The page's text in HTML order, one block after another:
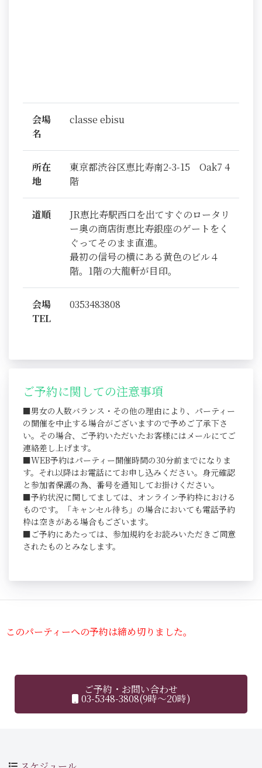
会場
名
classe ebisu
所在
地
東京都渋谷区恵比寿南2-3-15 Oak7 4
階
道順
JR恵比寿駅西口を出てすぐのロータリ
ー奥の商店街恵比寿銀座のゲートをく
ぐってそのまま直進。
最初の信号の横にある黄色のビル４
階。1階の大龍軒が目印。
会場
TEL
0353483808
ご予約に関しての注意事項
■男女の人数バランス・その他の理由により、パーティー
の開催を中止する場合がございますので予めご了承下さ
い。その場合、ご予約いただいたお客様にはメールにてご
連絡差し上げます。
■WEB予約はパーティー開催時間の30分前までになりま
す。それ以降はお電話にてお申し込みください。身元確認
と参加者保護の為、番号を通知してお掛けください。
■予約状況に関してましては、オンライン予約枠における
ものです。「キャンセル待ち」の場合においても電話予約
枠は空きがある場合もございます。
■ご予約にあたっては、参加規約をお読みいただきご同意
されたものとみなします。
このパーティーへの予約は締め切りました。
ご予約・お問い合わせ
03-5348-3808(9時～20時)